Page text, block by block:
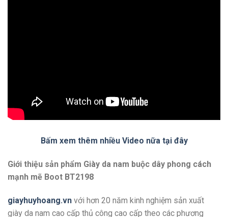
Bấm xem thêm nhiều Video nữa tại đây
Giới thiệu sản phẩm Giày da nam buộc dây phong cách
mạnh mẽ Boot BT2198
giayhuyhoang.vn với hơn 20 năm kinh nghiệm sản xuất
giày da nam cao cấp thủ công cao cấp theo các phương